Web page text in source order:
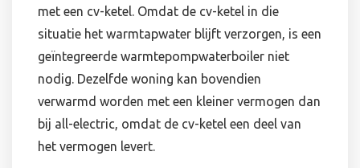
met een cv-ketel. Omdat de cv-ketel in die
situatie het warmtapwater blijft verzorgen, is een
geïntegreerde warmtepompwaterboiler niet
nodig. Dezelfde woning kan bovendien
verwarmd worden met een kleiner vermogen dan
bij all-electric, omdat de cv-ketel een deel van
het vermogen levert.